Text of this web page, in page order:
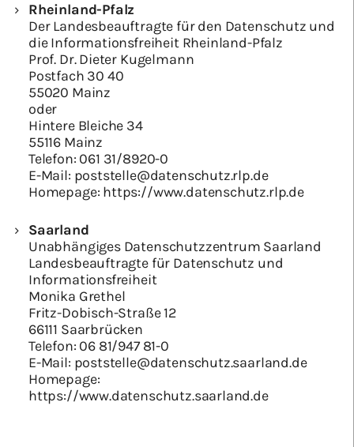
Rheinland-Pfalz
Der Landesbeauftragte für den Datenschutz und
die Informationsfreiheit Rheinland-Pfalz
Prof. Dr. Dieter Kugelmann
Postfach 30 40
55020 Mainz
oder
Hintere Bleiche 34
55116 Mainz
Telefon: 061 31/8920-0
E-Mail: poststelle@datenschutz.rlp.de
Homepage: https://www.datenschutz.rlp.de
Saarland
Unabhängiges Datenschutzzentrum Saarland
Landesbeauftragte für Datenschutz und
Informationsfreiheit
Monika Grethel
Fritz-Dobisch-Straße 12
66111 Saarbrücken
Telefon: 06 81/947 81-0
E-Mail: poststelle@datenschutz.saarland.de
Homepage:
https://www.datenschutz.saarland.de